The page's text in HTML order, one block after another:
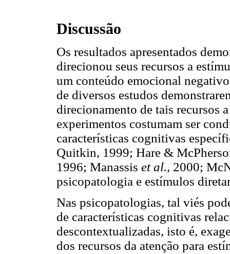
Discussão
Os resultados apresentados
direcionou seus recursos a
um conteúdo emocional
de diversos estudos
direcionamento de tais recursos
experimentos costumam ser
características cognitivas
Quitkin, 1999; Hare &
1996; Manassis et al., 2000;
psicopatologia e estímulos
Nas psicopatologias, tal viés
de características cognitivas
descontextualizadas, isto é,
dos recursos da atenção para